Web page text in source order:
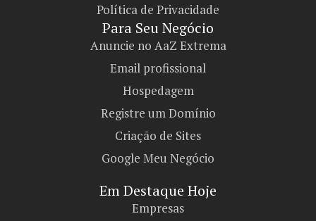
Política de Privacidade
Para Seu Negócio​
Anuncie no AaZ Extrema
Email profissional
Hospedagem
Registre um Domínio
Criação de Sites
Google Meu Negócio
Em Destaque Hoje
Empresas